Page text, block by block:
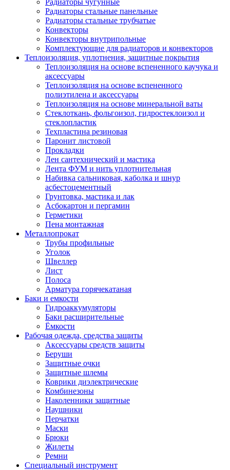
Радиаторы чугунные
Радиаторы стальные панельные
Радиаторы стальные трубчатые
Конвекторы
Конвекторы внутрипольные
Комплектующие для радиаторов и конвекторов
Теплоизоляция, уплотнения, защитные покрытия
Теплоизоляция на основе вспененного каучука и
аксессуары
Теплоизоляция на основе вспененного
полиэтилена и аксессуары
Теплоизоляция на основе минеральной ваты
Стеклоткань, фольгоизол, гидростеклоизол и
стеклопластик
Техпластина резиновая
Паронит листовой
Прокладки
Лен сантехнический и мастика
Лента ФУМ и нить уплотнительная
Набивка сальниковая, каболка и шнур
асбестоцементный
Грунтовка, мастика и лак
Асбокартон и пергамин
Герметики
Пена монтажная
Металлопрокат
Трубы профильные
Уголок
Швеллер
Лист
Полоса
Арматура горячекатаная
Баки и емкости
Гидроаккумуляторы
Баки расширительные
Ёмкости
Рабочая одежда, средства защиты
Аксессуары средств защиты
Беруши
Защитные очки
Защитные шлемы
Коврики диэлектрические
Комбинезоны
Наколенники защитные
Наушники
Перчатки
Маски
Брюки
Жилеты
Ремни
Специальный инструмент